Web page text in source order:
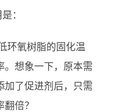
：
环氧树脂的固化温
。想象一下，原本需
加了促进剂后，只需
倍？